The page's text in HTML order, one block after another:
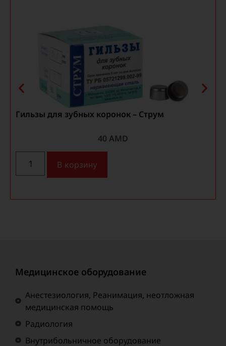
Гильзы для зубных коронок – Струм
40 AMD
В корзину
Медицинское оборудование
Анестезиология, Реанимация, неотложная
медицинская помощь
Радиология
Внутрибольничное оборудование